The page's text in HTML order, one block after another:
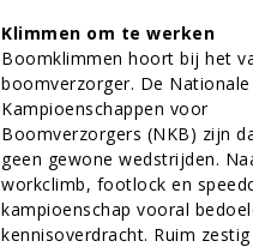
Klimmen om te werken
Boomklimmen hoort bij het
boomverzorger. De Nationale
Kampioenschappen voor
Boomverzorgers (NKB) zijn
geen gewone wedstrijden.
workclimb, footlock en
kampioenschap vooral
kennisoverdracht. Ruim zestig